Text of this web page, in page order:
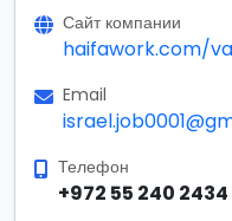
Сайт компании
haifawork.com/
Email
Телефон
+972 55 240 2434